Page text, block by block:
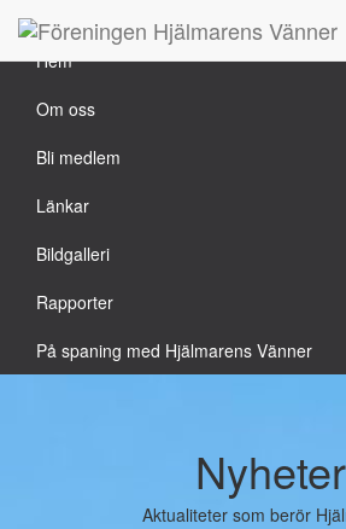
Hem
Om oss
Bli medlem
Länkar
Bildgalleri
Rapporter
På spaning med Hjälmarens Vänner
Nyheter
Aktualiteter som berör